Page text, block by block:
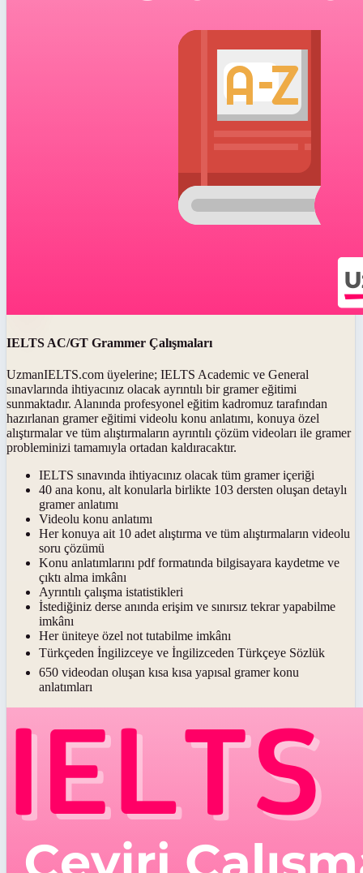
IELTS AC/GT Grammer Çalışmaları
UzmanIELTS.com üyelerine; IELTS Academic ve General
sınavlarında ihtiyacınız olacak ayrıntılı bir gramer eğitimi
sunmaktadır. Alanında profesyonel eğitim kadromuz tarafından
hazırlanan gramer eğitimi videolu konu anlatımı, konuya özel
alıştırmalar ve tüm alıştırmaların ayrıntılı çözüm videoları ile gramer
probleminizi tamamıyla ortadan kaldıracaktır.
IELTS sınavında ihtiyacınız olacak tüm gramer içeriği
40 ana konu, alt konularla birlikte 103 dersten oluşan detaylı
gramer anlatımı
Videolu konu anlatımı
Her konuya ait 10 adet alıştırma ve tüm alıştırmaların videolu
soru çözümü
Konu anlatımlarını pdf formatında bilgisayara kaydetme ve
çıktı alma imkânı
Ayrıntılı çalışma istatistikleri
İstediğiniz derse anında erişim ve sınırsız tekrar yapabilme
imkânı
Her üniteye özel not tutabilme imkânı
Türkçeden İngilizceye ve İngilizceden Türkçeye Sözlük
650 videodan oluşan kısa kısa yapısal gramer konu
anlatımları